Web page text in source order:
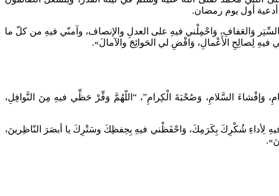
أدعية أول يوم رمضان.
وَالعَفافِ، وَاحْمِلْني فيهِ على العدلِ والإنصاف، وآمنّي فيهِ من كلّ ما
فيهِ لِصالِحِ الأَعْمالِ، وَاقْضِ لي الحَوائِجَ والآمالَ».
الطَّعامِ، وَإفْشاءَ السَّلامِ، وَصُحْبَةَ الْكِرامِ”، “اللّهُمَّ وَفِّرْ حَظِّي فيهِ مِنَ النَّوافِلِ،
لِأداءِ شُكْرِكَ بِكَرَمِكَ، وَاحْفَظْني فيهِ بِحِفظِكَ وسَتْرِكَ يا أبصَرَ النّاظِرينَ،